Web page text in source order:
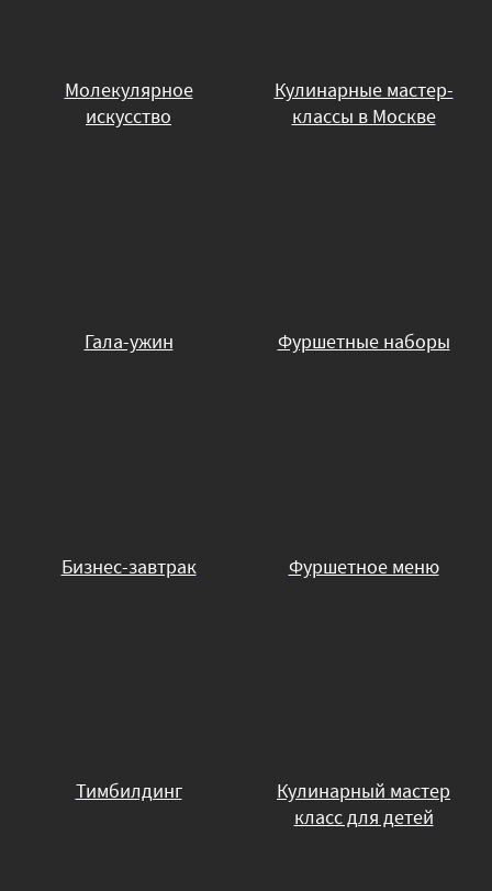
Молекулярное
искусство
Кулинарные мастер-
классы в Москве
Гала-ужин Фуршетные наборы
Бизнес-завтрак Фуршетное меню
Тимбилдинг
Кулинарный мастер
класс для детей